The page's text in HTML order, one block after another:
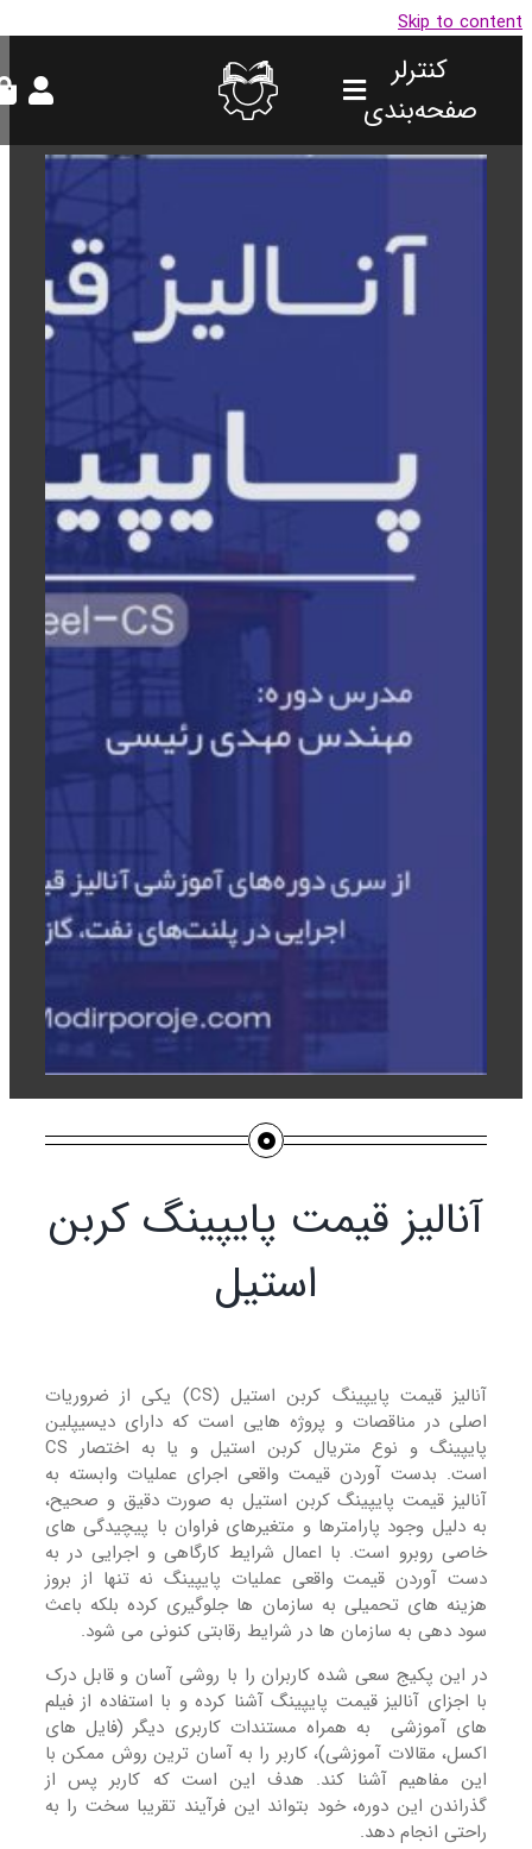
Skip to
کنترلر
صفحه‌بندی
آنالیز قیمت پایپینگ کربن
استیل
آنالیز قیمت پایپینگ کربن استیل (CS) یکی از ضروریات
اصلی در مناقصات و پروژه هایی است که دارای دیسیپلین
پایپینگ و نوع متریال کربن استیل و یا به اختصار CS
است. بدست آوردن قیمت واقعی اجرای عملیات وابسته به
آنالیز قیمت پایپینگ کربن استیل به صورت دقیق و صحیح،
به دلیل وجود پارامترها و متغیرهای فراوان با پیچیدگی های
خاصی روبرو است. با اعمال شرایط کارگاهی و اجرایی در به
دست آوردن قیمت واقعی عملیات پایپینگ نه تنها از بروز
هزینه های تحمیلی به سازمان ها جلوگیری کرده بلکه باعث
سود دهی به سازمان ها در شرایط رقابتی کنونی می شود.
در این پکیج سعی شده کاربران را با روشی آسان و قابل درک
با اجزای آنالیز قیمت پایپینگ آشنا کرده و با استفاده از فیلم
های آموزشی به همراه مستندات کاربری دیگر (فایل های
اکسل، مقالات آموزشی)، کاربر را به آسان ترین روش ممکن با
این مفاهیم آشنا کند. هدف این است که کاربر پس از
گذراندن این دوره، خود بتواند این فرآیند تقریبا سخت را به
راحتی انجام دهد.